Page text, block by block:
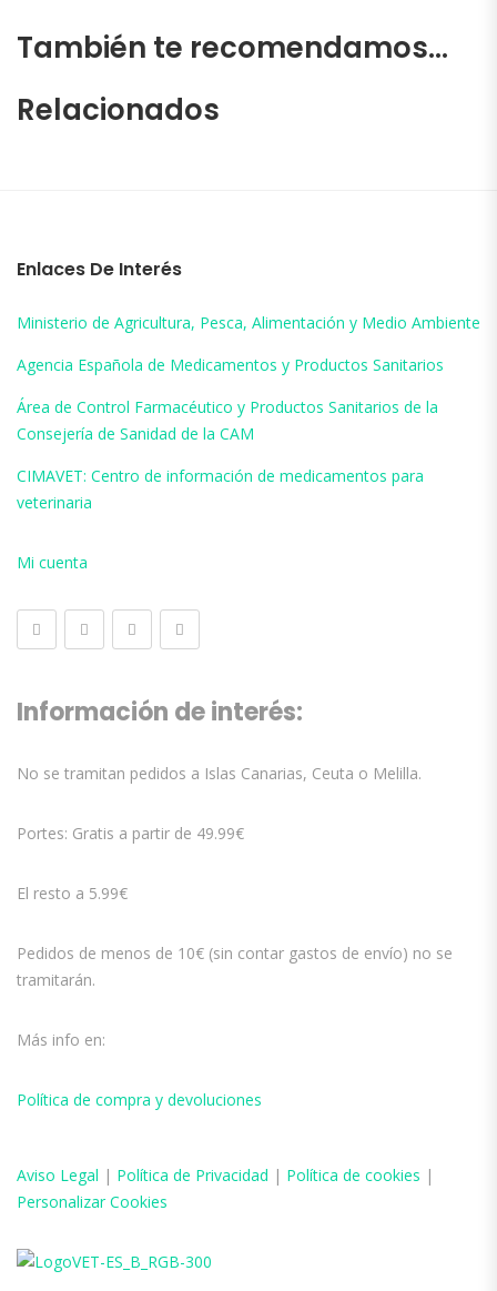
También te recomendamos…
Relacionados
Enlaces De Interés
Ministerio de Agricultura, Pesca, Alimentación y Medio Ambiente
Agencia Española de Medicamentos y Productos Sanitarios
Área de Control Farmacéutico y Productos Sanitarios de la
Consejería de Sanidad de la CAM
CIMAVET: Centro de información de medicamentos para
veterinaria
Mi cuenta
Información de interés:
No se tramitan pedidos a Islas Canarias, Ceuta o Melilla.
Portes: Gratis a partir de 49.99€
El resto a 5.99€
Pedidos de menos de 10€ (sin contar gastos de envío) no se
tramitarán.
Más info en:
Política de compra y devoluciones
Aviso Legal | Política de Privacidad | Política de cookies |
Personalizar Cookies